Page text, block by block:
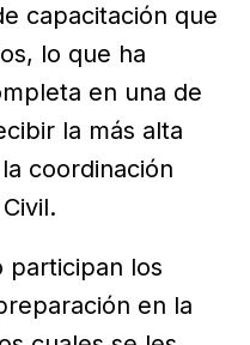
capacitación que
lo que ha
en una de
la más alta
coordinación
participan los
en la